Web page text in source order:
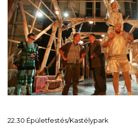
22.30 Épületfestés/Kastélypark